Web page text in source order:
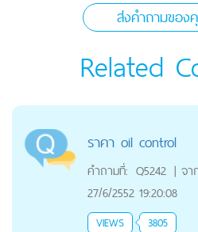
ส่งคำถามขอ
Related
ราคา oil control
คำถามที่: Q5242 | จ
27/6/2552 19:20:08
VIEWS 3805